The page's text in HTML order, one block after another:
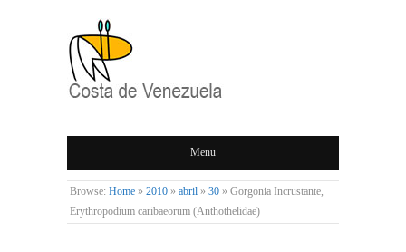
COSTA DE
VENEZUELA
Menu
Browse: Home » 2010 » abril » 30 » Gorgonia Incrustante,
Erythropodium caribaeorum (Anthothelidae)